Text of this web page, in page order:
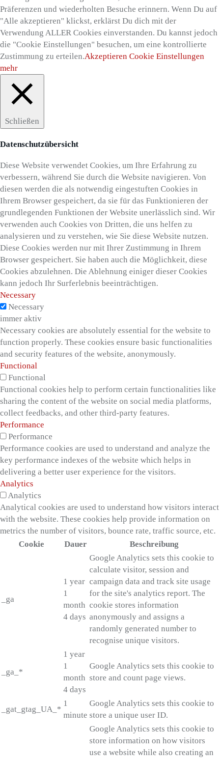
Präferenzen und wiederholten Besuche erinnern. Wenn Du auf
"Alle akzeptieren" klickst, erklärst Du dich mit der
Verwendung ALLER Cookies einverstanden. Du kannst jedoch
die "Cookie Einstellungen" besuchen, um eine kontrollierte
Zustimmung zu erteilen.Akzeptieren Cookie Einstellungen
mehr
Schließen
Datenschutzübersicht
Diese Website verwendet Cookies, um Ihre Erfahrung zu
verbessern, während Sie durch die Website navigieren. Von
diesen werden die als notwendig eingestuften Cookies in
Ihrem Browser gespeichert, da sie für das Funktionieren der
grundlegenden Funktionen der Website unerlässlich sind. Wir
verwenden auch Cookies von Dritten, die uns helfen zu
analysieren und zu verstehen, wie Sie diese Website nutzen.
Diese Cookies werden nur mit Ihrer Zustimmung in Ihrem
Browser gespeichert. Sie haben auch die Möglichkeit, diese
Cookies abzulehnen. Die Ablehnung einiger dieser Cookies
kann jedoch Ihr Surferlebnis beeinträchtigen.
Necessary
Necessary
immer aktiv
Necessary cookies are absolutely essential for the website to
function properly. These cookies ensure basic functionalities
and security features of the website, anonymously.
Functional
Functional
Functional cookies help to perform certain functionalities like
sharing the content of the website on social media platforms,
collect feedbacks, and other third-party features.
Performance
Performance
Performance cookies are used to understand and analyze the
key performance indexes of the website which helps in
delivering a better user experience for the visitors.
Analytics
Analytics
Analytical cookies are used to understand how visitors interact
with the website. These cookies help provide information on
metrics the number of visitors, bounce rate, traffic source, etc.
Cookie
Dauer Beschreibung
_ga
1 year
1
month
4 days
Google Analytics sets this cookie to
calculate visitor, session and
campaign data and track site usage
for the site's analytics report. The
cookie stores information
anonymously and assigns a
randomly generated number to
recognise unique visitors.
_ga_*
1 year
1
month
4 days
Google Analytics sets this cookie to
store and count page views.
_gat_gtag_UA_*
1
minute
Google Analytics sets this cookie to
store a unique user ID.
Google Analytics sets this cookie to
store information on how visitors
use a website while also creating an